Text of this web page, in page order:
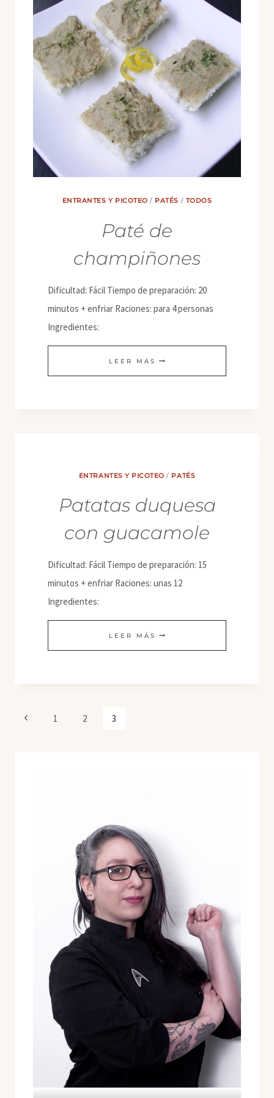
ENTRANTES Y PICOTEO / PATÉS / TODOS
Paté de
champiñones
Dificultad: Fácil Tiempo de preparación: 20
minutos + enfriar Raciones: para 4 personas
Ingredientes:
LEER MÁS PATÉ
DE
ENTRANTES Y PICOTEO / PATÉS
Patatas duquesa
con guacamole
Dificultad: Fácil Tiempo de preparación: 15
minutos + enfriar Raciones: unas 12
Ingredientes:
LEER MÁS PATATAS
DUQUESA
Navegación
Página
1 2 3